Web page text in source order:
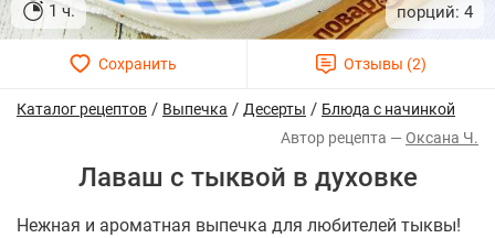
1 ч. 4
Каталог рецептов / Выпечка / Десерты / Блюда с начинкой
Оксана Ч.
Лаваш с тыквой в духовке
Нежная и ароматная выпечка для любителей тыквы!